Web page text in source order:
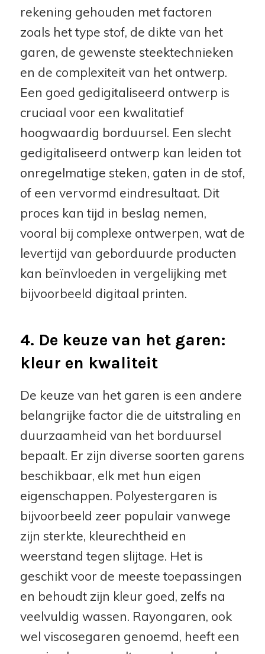
rekening gehouden met factoren
zoals het type stof, de dikte van het
garen, de gewenste steektechnieken
en de complexiteit van het ontwerp.
Een goed gedigitaliseerd ontwerp is
cruciaal voor een kwalitatief
hoogwaardig borduursel. Een slecht
gedigitaliseerd ontwerp kan leiden tot
onregelmatige steken, gaten in de stof,
of een vervormd eindresultaat. Dit
proces kan tijd in beslag nemen,
vooral bij complexe ontwerpen, wat de
levertijd van geborduurde producten
kan beïnvloeden in vergelijking met
bijvoorbeeld digitaal printen.
4. De keuze van het garen:
kleur en kwaliteit
De keuze van het garen is een andere
belangrijke factor die de uitstraling en
duurzaamheid van het borduursel
bepaalt. Er zijn diverse soorten garens
beschikbaar, elk met hun eigen
eigenschappen. Polyestergaren is
bijvoorbeeld zeer populair vanwege
zijn sterkte, kleurechtheid en
weerstand tegen slijtage. Het is
geschikt voor de meeste toepassingen
en behoudt zijn kleur goed, zelfs na
veelvuldig wassen. Rayongaren, ook
wel viscosegaren genoemd, heeft een